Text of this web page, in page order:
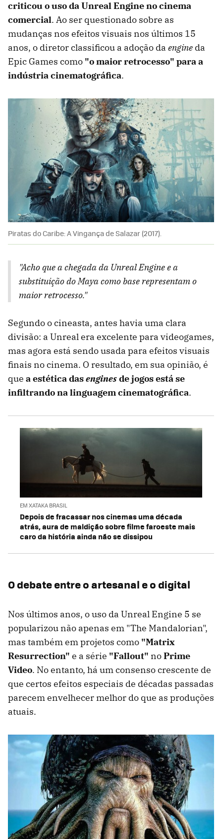
criticou o uso da Unreal Engine no cinema
comercial. Ao ser questionado sobre as
mudanças nos efeitos visuais nos últimos 15
anos, o diretor classificou a adoção da engine da
Epic Games como "o maior retrocesso" para a
indústria cinematográfica.
Piratas do Caribe: A Vingança de Salazar (2017).
"Acho que a chegada da Unreal Engine e a
substituição do Maya como base representam o
maior retrocesso."
Segundo o cineasta, antes havia uma clara
divisão: a Unreal era excelente para videogames,
mas agora está sendo usada para efeitos visuais
finais no cinema. O resultado, em sua opinião, é
que a estética dasenginesde jogos está se
infiltrando na linguagem cinematográfica.
EM XATAKA BRASIL
Depois de fracassar nos cinemas uma década
atrás, aura de maldição sobre filme faroeste mais
caro da história ainda não se dissipou
O debate entre o artesanal e o digital
Nos últimos anos, o uso da Unreal Engine 5 se
popularizou não apenas em "The Mandalorian",
mas também em projetos como "Matrix
Resurrection" e a série "Fallout" noPrime
Video. No entanto, há um consenso crescente de
que certos efeitos especiais de décadas passadas
parecem envelhecer melhor do que as produções
atuais.